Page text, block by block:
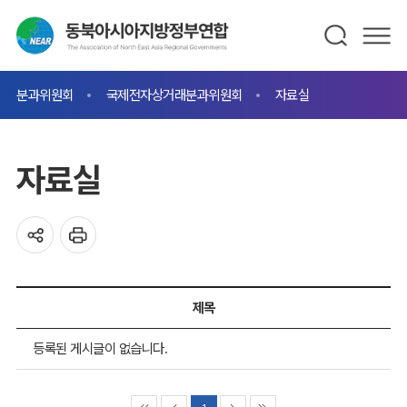
분과위원회 국제전자상거래분과위원회 자료실
자료실
제목
등록된 게시글이 없습니다.